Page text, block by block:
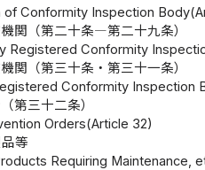
Conformity Inspection
関（第二十条―第二十九条）
Registered Conformity
（第三十条・第三十一条）
Conformity Inspection
第三十二条）
Orders(Article 32)
等
Requiring Maintenance,